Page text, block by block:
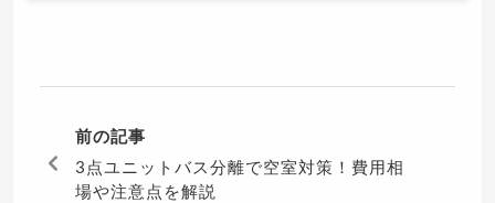
前の記事
3点ユニットバス分離で空室対策！費用相
場や注意点を解説